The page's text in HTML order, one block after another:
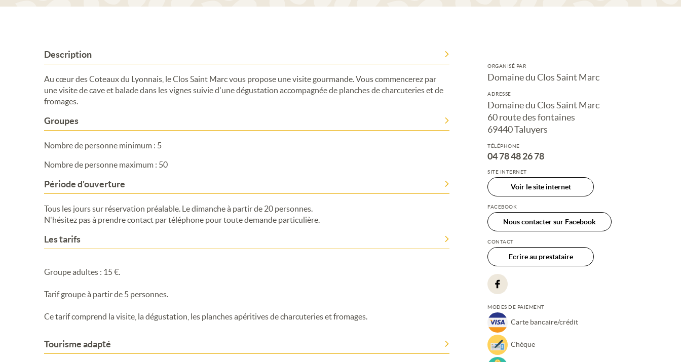
Description
Au cœur des Coteaux du Lyonnais, le Clos Saint Marc vous propose une visite gourmande. Vous commencerez par
une visite de cave et balade dans les vignes suivie d'une dégustation accompagnée de planches de charcuteries et de
fromages.
Groupes
Nombre de personne minimum : 5
Nombre de personne maximum : 50
Période d'ouverture
Tous les jours sur réservation préalable. Le dimanche à partir de 20 personnes.
N'hésitez pas à prendre contact par téléphone pour toute demande particulière.
Les tarifs
Groupe adultes : 15 €.
Tarif groupe à partir de 5 personnes.
Ce tarif comprend la visite, la dégustation, les planches apéritives de charcuteries et fromages.
Tourisme adapté
ORGANISÉ PAR
Domaine du Clos Saint Marc
ADRESSE
Domaine du Clos Saint Marc
60 route des fontaines
69440 Taluyers
TÉLÉPHONE
04 78 48 26 78
SITE INTERNET
Voir le site internet
FACEBOOK
Nous contacter sur Facebook
CONTACT
Ecrire au prestataire
MODES DE PAIEMENT
Carte bancaire/crédit
Chèque
Merci de patienter...